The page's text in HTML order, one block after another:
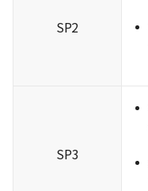
SP2
SP3